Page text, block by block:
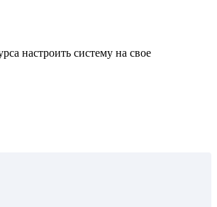
настроить систему на свое